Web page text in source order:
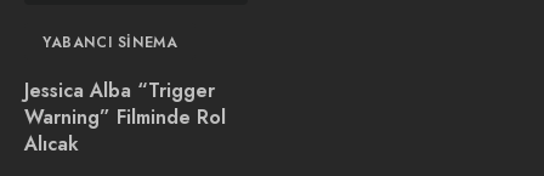
YABANCI SINEMA
Jessica Alba “Trigger
Warning” Filminde Rol
Alıcak